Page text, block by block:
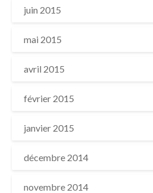
juin 2015
mai 2015
avril 2015
février 2015
janvier 2015
décembre 2014
novembre 2014